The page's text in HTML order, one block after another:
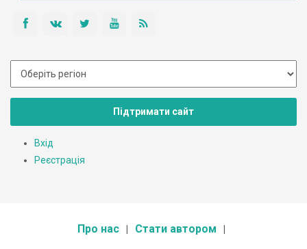
Підтримати сайт
Вхід
Реєстрація
Про нас Стати автором